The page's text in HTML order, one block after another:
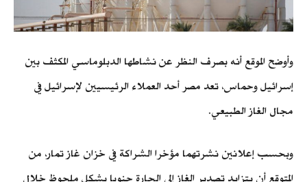
وأوضح الموقع أنه بصرف النظر عن نشاطها الدبلوماسي المكثف بين
إسرائيل وحماس، تعد مصر أحد العملاء الرئيسيين لإسرائيل في
مجال الغاز الطبيعي.
وبحسب إعلانين نشرتهما مؤخرا الشراكة في خزان غاز تمار، من
المتوقع أن يتزايد تصدير الغاز إلى الجارة جنوبا بشكل ملحوظ خلال